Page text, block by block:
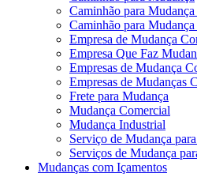
Caminhão para Mudança
Caminhão para
Empresa de Mudança
Empresa Que Faz
Empresas de Mudança
Empresas de Mudanças
Frete para Mudança
Mudança Comercial
Mudança Industrial
Serviço de Mudança
Serviços de Mudança
Mudanças com Içamentos